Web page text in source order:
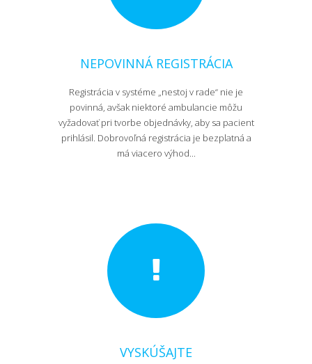
NEPOVINNÁ REGISTRÁCIA
Registrácia v systéme „nestoj v rade“ nie je
povinná, avšak niektoré ambulancie môžu
vyžadovať pri tvorbe objednávky, aby sa pacient
prihlásil. Dobrovoľná registrácia je bezplatná a
má viacero výhod...
VYSKÚŠAJTE